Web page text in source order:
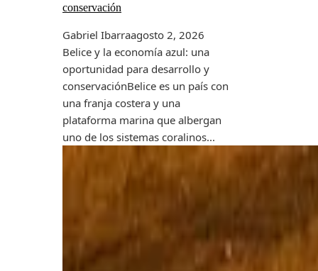
conservación
Gabriel Ibarraagosto 2, 2026
Belice y la economía azul: una
oportunidad para desarrollo y
conservaciónBelice es un país con
una franja costera y una
plataforma marina que albergan
uno de los sistemas coralinos...